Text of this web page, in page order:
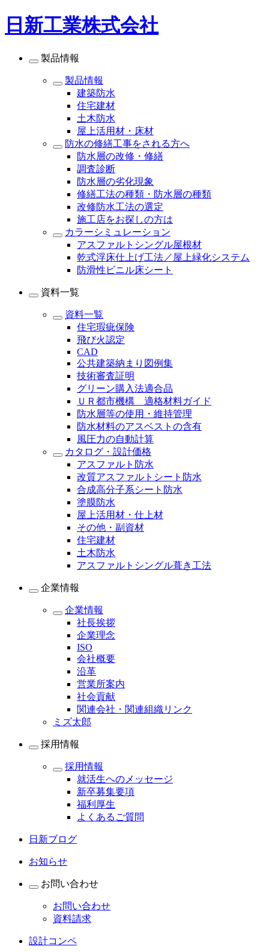
日新工業株式会社
製品情報
製品情報
建築防水
住宅建材
土木防水
屋上活用材・床材
防水の修繕工事をされる方へ
防水層の改修・修繕
調査診断
防水層の劣化現象
修繕工法の種類・防水層の種類
改修防水工法の選定
施工店をお探しの方は
カラーシミュレーション
アスファルトシングル屋根材
乾式浮床仕上げ工法／屋上緑化システム
防滑性ビニル床シート
資料一覧
資料一覧
住宅瑕疵保険
飛び火認定
CAD
公共建築納まり図例集
技術審査証明
グリーン購入法適合品
ＵＲ都市機構 適格材料ガイド
防水層等の使用・維持管理
防水材料のアスベストの含有
風圧力の自動計算
カタログ・設計価格
アスファルト防水
改質アスファルトシート防水
合成高分子系シート防水
塗膜防水
屋上活用材・仕上材
その他・副資材
住宅建材
土木防水
アスファルトシングル葺き工法
企業情報
企業情報
社長挨拶
企業理念
ISO
会社概要
沿革
営業所案内
社会貢献
関連会社・関連組織リンク
ミズ太郎
採用情報
採用情報
就活生へのメッセージ
新卒募集要項
福利厚生
よくあるご質問
日新ブログ
お知らせ
お問い合わせ
お問い合わせ
資料請求
設計コンペ